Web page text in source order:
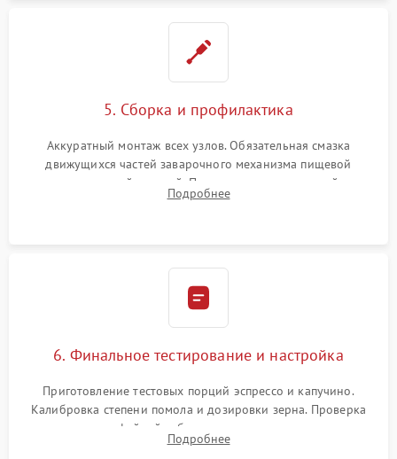
5. Сборка и профилактика
Аккуратный монтаж всех узлов. Обязательная смазка
движущихся частей заварочного механизма пищевой
силиконовой смазкой. Проведение программной
декальцинации и очистки системы от кофейных масел.
Подробнее
6. Финальное тестирование и настройка
Приготовление тестовых порций эспрессо и капучино.
Калибровка степени помола и дозировки зерна. Проверка
плотности кофейной таблетки, температуры напитка и
качества молочной пены. Контроль отсутствия посторонних
Подробнее